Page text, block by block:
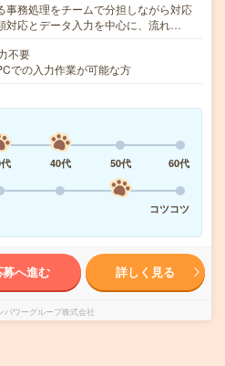
事務処理をチームで分担しながら対応
対応とデータ入力を中心に、流れ…
不要
での入力作業が可能な方
40代 50代
60代
コツコツ
募へ進む 詳しく見る
パワーグループ株式会社